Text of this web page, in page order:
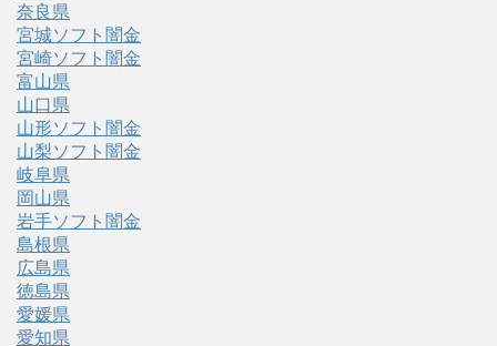
奈良県
宮城ソフト闇金
宮崎ソフト闇金
富山県
山口県
山形ソフト闇金
山梨ソフト闇金
岐阜県
岡山県
岩手ソフト闇金
島根県
広島県
徳島県
愛媛県
愛知県